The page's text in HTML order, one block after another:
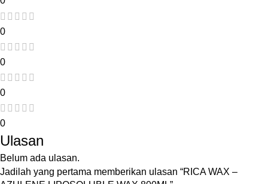
0
0
0
0
Ulasan
Belum ada ulasan.
Jadilah yang pertama memberikan ulasan “RICA WAX –